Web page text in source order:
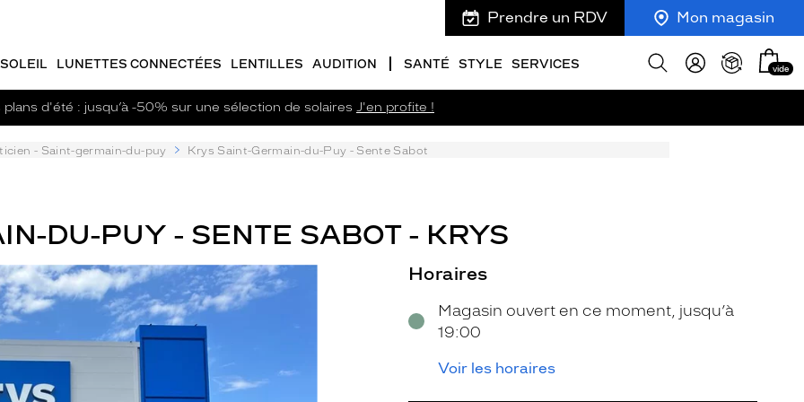
Prendre un RDV Mon magasin
LUNETTES CONNECTÉES LENTILLES AUDITION SANTÉ STYLE SERVICES
Afficher
Mon
panier
vide
plans d'été : jusqu’à -50% sur une sélection de solaires J'en profite !
- Saint-germain-du-puy Krys Saint-Germain-du-Puy - Sente Sabot
DU-PUY - SENTE SABOT - KRYS
Horaires
Magasin ouvert en ce moment, jusqu’à
19:00
Voir les horaires